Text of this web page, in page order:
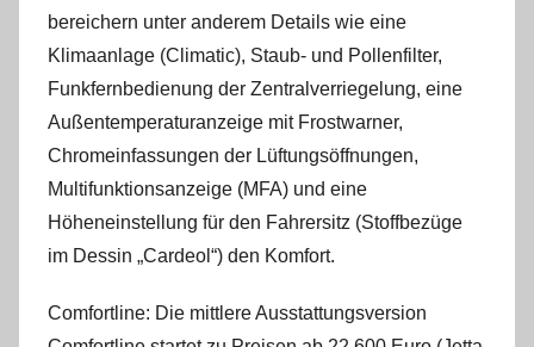
bereichern unter anderem Details wie eine
Klimaanlage (Climatic), Staub- und Pollenfilter,
Funkfernbedienung der Zentralverriegelung, eine
Außentemperaturanzeige mit Frostwarner,
Chromeinfassungen der Lüftungsöffnungen,
Multifunktionsanzeige (MFA) und eine
Höheneinstellung für den Fahrersitz (Stoffbezüge
im Dessin „Cardeol“) den Komfort.
Comfortline: Die mittlere Ausstattungsversion